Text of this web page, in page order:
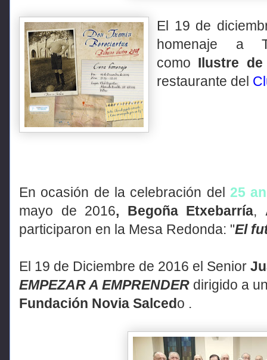
El 19 de
homenaje a
como Ilustre
restaurante del
En ocasión de la celebración del 25
mayo de 2016, Begoña Etxebarría,
participaron en la Mesa Redonda: "El
El 19 de Diciembre de 2016 el Senior
EMPEZAR A EMPRENDER dirigido a
Fundación Novia Salcedo .